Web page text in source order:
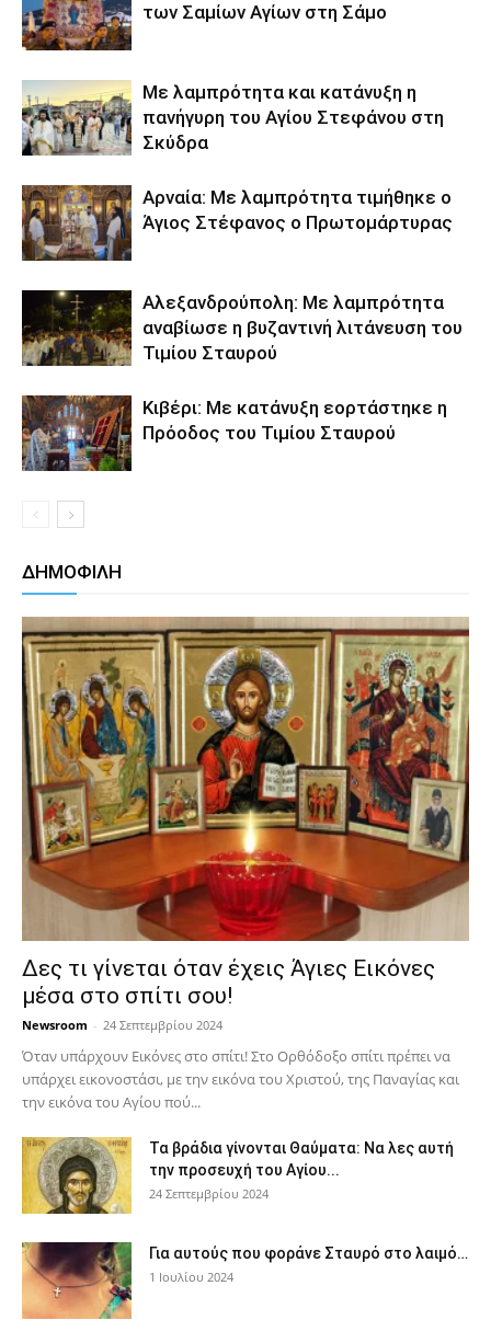
των Σαμίων Αγίων στη Σάμο
Με λαμπρότητα και κατάνυξη η
πανήγυρη του Αγίου Στεφάνου στη
Σκύδρα
Αρναία: Με λαμπρότητα τιμήθηκε ο
Άγιος Στέφανος ο Πρωτομάρτυρας
Αλεξανδρούπολη: Με λαμπρότητα
αναβίωσε η βυζαντινή λιτάνευση του
Τιμίου Σταυρού
Κιβέρι: Με κατάνυξη εορτάστηκε η
Πρόοδος του Τιμίου Σταυρού
ΔΗΜΟΦΙΛΗ
Δες τι γίνεται όταν έχεις Άγιες Εικόνες
μέσα στο σπίτι σου!
Newsroom - 24 Σεπτεμβρίου 2024
Όταν υπάρχουν Εικόνες στο σπίτι! Στο Ορθόδοξο σπίτι πρέπει να
υπάρχει εικονοστάσι, με την εικόνα του Χριστού, της Παν­αγίας και
την εικόνα του Αγίου πού...
Τα βράδια γίνονται Θαύματα: Να λες αυτή
την προσευχή του Αγίου...
24 Σεπτεμβρίου 2024
Για αυτούς που φοράνε Σταυρό στο λαιμό…
1 Ιουλίου 2024